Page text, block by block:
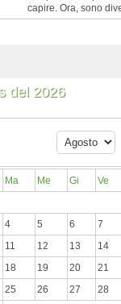
capire. Ora, sono
del 2026
Ma Me Gi Ve
4 5 6 7
11 12 13 14
18 19 20 21
25 26 27 28